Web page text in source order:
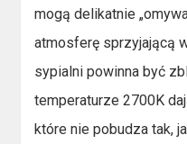
mogą delikatnie
atmosferę sprzyjającą
sypialni powinna być
temperaturze 2700K
które nie pobudza tak,